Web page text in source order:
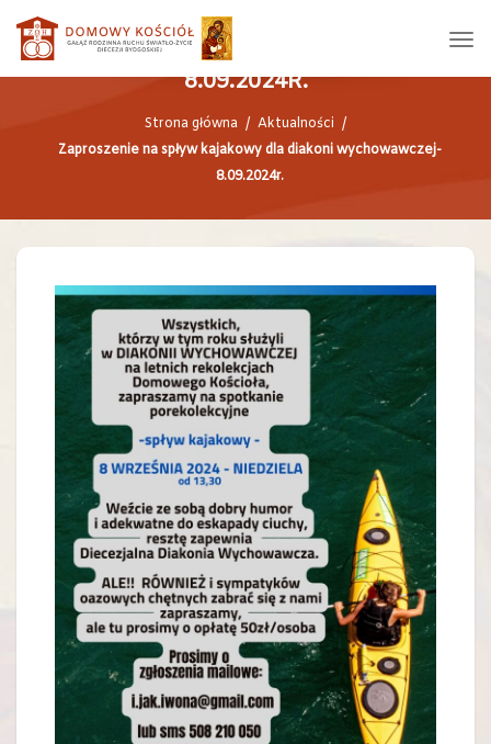
ZAPROSZENIE NA SPŁYW KAJAKOWY
DLA DIAKONI WYCHOWAWCZEJ-
8.09.2024R.
Strona główna / Aktualności /
Zaproszenie na spływ kajakowy dla diakoni wychowawczej-
8.09.2024r.